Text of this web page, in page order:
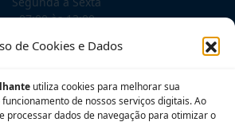
de Cookies e Dados
utiliza cookies para melhorar sua
de nossos serviços digitais. Ao
processar dados de navegação para otimizar o
07:00 às 13:00
NOSSAS REDES!